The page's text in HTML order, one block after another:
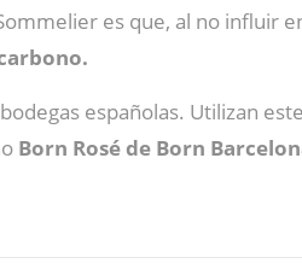
es que, al no influir
españolas. Utilizan
Born Rosé de Born